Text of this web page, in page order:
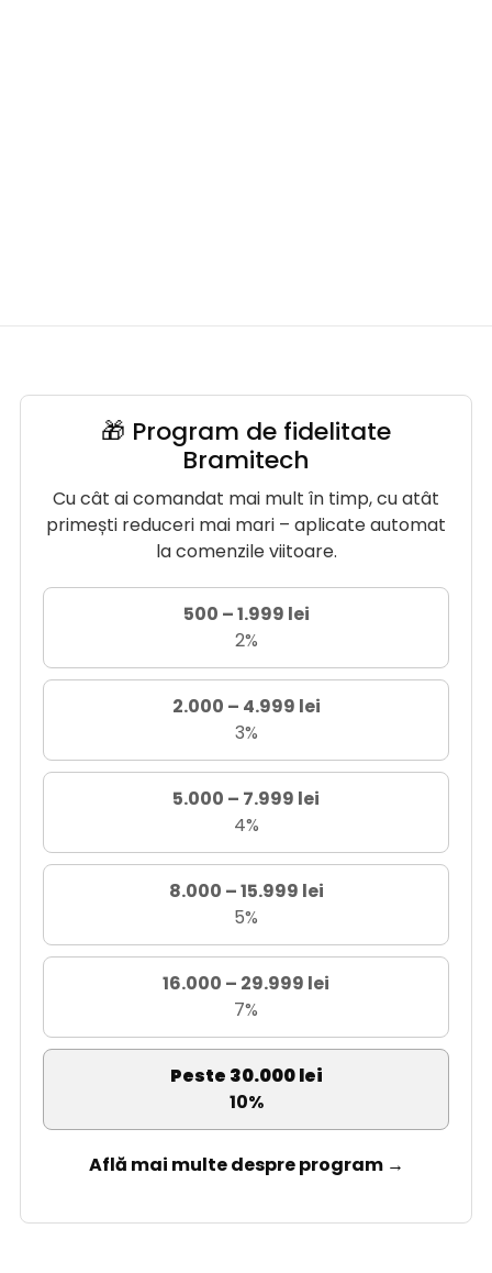
🎁 Program de fidelitate
Bramitech
Cu cât ai comandat mai mult în timp, cu atât
primești reduceri mai mari – aplicate automat
la comenzile viitoare.
500 – 1.999 lei
2%
2.000 – 4.999 lei
3%
5.000 – 7.999 lei
4%
8.000 – 15.999 lei
5%
16.000 – 29.999 lei
7%
Peste 30.000 lei
10%
Află mai multe despre program →